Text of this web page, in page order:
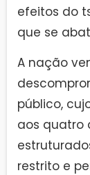
efeitos do
que se
A nação
público,
aos quatro
restrito e